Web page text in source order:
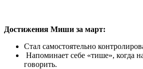
Достижения Миши за март:
Стал самостоятельно
Напоминает себе «тише», когда
говорить.